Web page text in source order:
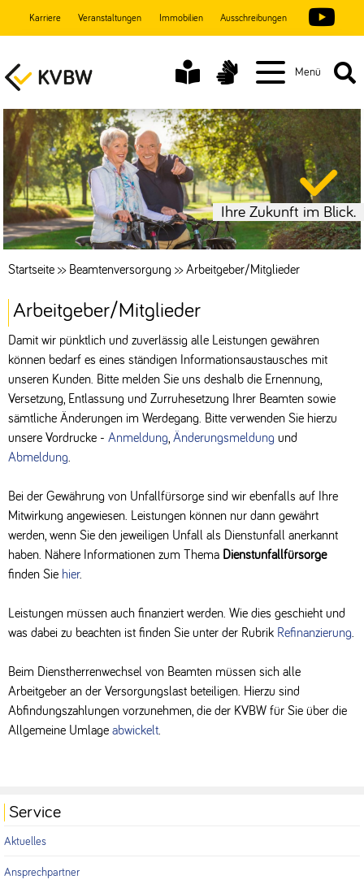
Karriere Veranstaltungen Immobilien Ausschreibungen
Menü
Ihre Zukunft im Blick.
Startseite >> Beamtenversorgung >>Arbeitgeber/Mitglieder
Arbeitgeber/Mitglieder
Damit wir pünktlich und zuverlässig alle Leistungen gewähren
können bedarf es eines ständigen Informationsaustausches mit
unseren Kunden. Bitte melden Sie uns deshalb die Ernennung,
Versetzung, Entlassung und Zurruhesetzung Ihrer Beamten sowie
sämtliche Änderungen im Werdegang. Bitte verwenden Sie hierzu
unsere Vordrucke - Anmeldung Änderungsmeldung und
Abmeldung
Bei der Gewährung von Unfallfürsorge sind wir ebenfalls auf Ihre
Mitwirkung angewiesen. Leistungen können nur dann gewährt
werden, wenn Sie den jeweiligen Unfall als Dienstunfall anerkannt
haben. Nähere Informationen zum Thema Dienstunfallfürsorge
finden Sie hier.
Leistungen müssen auch finanziert werden. Wie dies geschieht und
was dabei zu beachten ist finden Sie unter der Rubrik Refinanzierung
Beim Dienstherrenwechsel von Beamten müssen sich alle
Arbeitgeber an der Versorgungslast beteiligen. Hierzu sind
Abfindungszahlungen vorzunehmen, die der KVBW für Sie über die
Allgemeine Umlage abwickelt
Service
Aktuelles
Ansprechpartner